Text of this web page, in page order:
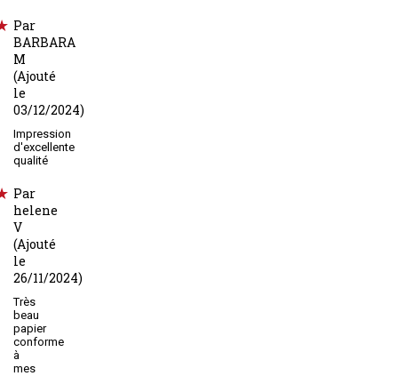
Par
BARBARA
M
(Ajouté
le
03/12/2024)
Impression
d'excellente
qualité
Par
helene
V
(Ajouté
le
26/11/2024)
Très
beau
papier
conforme
à
mes